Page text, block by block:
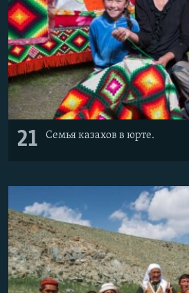
21 Семья казахов в юрте.